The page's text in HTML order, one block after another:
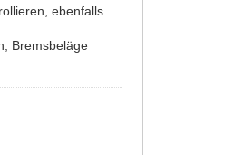
ebenfalls
Bremsbeläge